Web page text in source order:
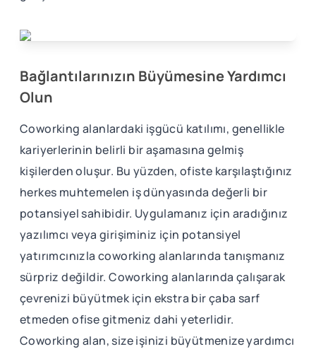
Bağlantılarınızın Büyümesine Yardımcı
Olun
Coworking alanlardaki işgücü katılımı, genellikle
kariyerlerinin belirli bir aşamasına gelmiş
kişilerden oluşur. Bu yüzden, ofiste karşılaştığınız
herkes muhtemelen iş dünyasında değerli bir
potansiyel sahibidir. Uygulamanız için aradığınız
yazılımcı veya girişiminiz için potansiyel
yatırımcınızla coworking alanlarında tanışmanız
sürpriz değildir. Coworking alanlarında çalışarak
çevrenizi büyütmek için ekstra bir çaba sarf
etmeden ofise gitmeniz dahi yeterlidir.
Coworking alan, size işinizi büyütmenize yardımcı